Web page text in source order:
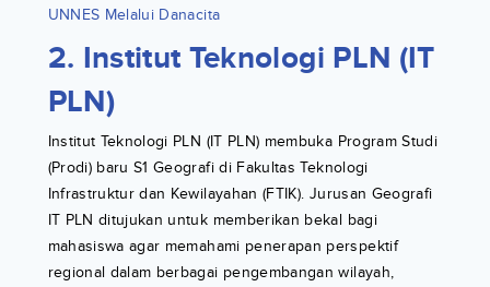
UNNES Melalui Danacita
2. Institut Teknologi PLN (IT
PLN)
Institut Teknologi PLN (IT PLN) membuka Program Studi
(Prodi) baru S1 Geografi di Fakultas Teknologi
Infrastruktur dan Kewilayahan (FTIK). Jurusan Geografi
IT PLN ditujukan untuk memberikan bekal bagi
mahasiswa agar memahami penerapan perspektif
regional dalam berbagai pengembangan wilayah,